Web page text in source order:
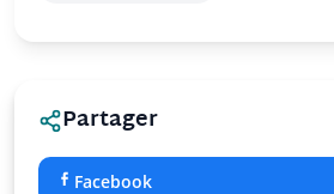
Partager
Facebook